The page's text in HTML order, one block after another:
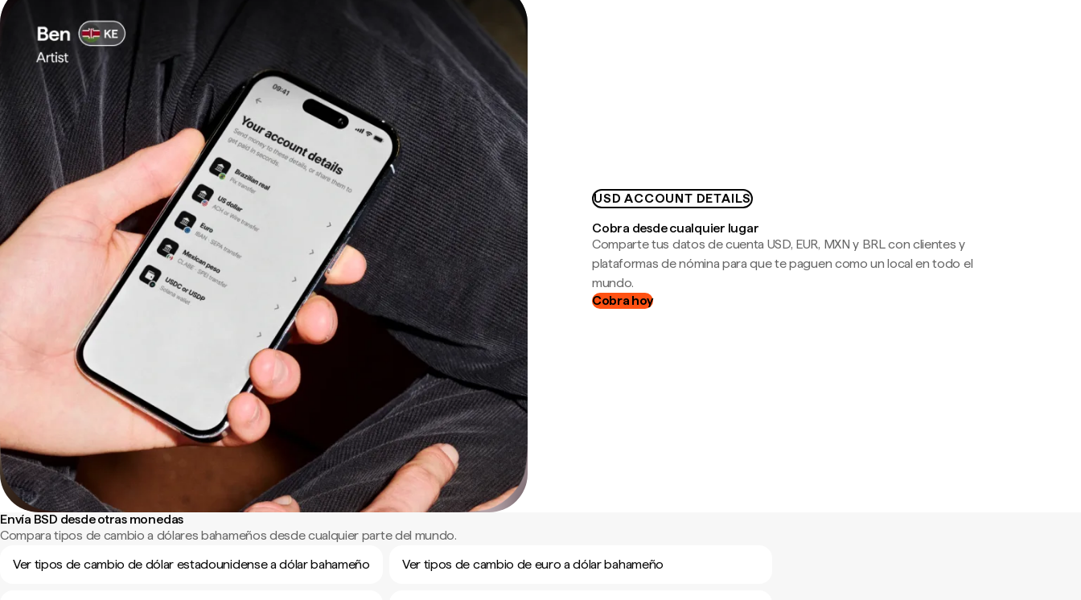
USD ACCOUNT DETAILS
Cobra desde cualquier lugar
Comparte tus datos de cuenta USD, EUR, MXN y BRL con clientes y
plataformas de nómina para que te paguen como un local en todo el
mundo.
Cobra hoy
Envía BSD desde otras monedas
Compara tipos de cambio a dólares bahameños desde cualquier parte del mundo.
Ver tipos de cambio de dólar estadounidense a dólar bahameño
Ver tipos de cambio de euro a dólar bahameño